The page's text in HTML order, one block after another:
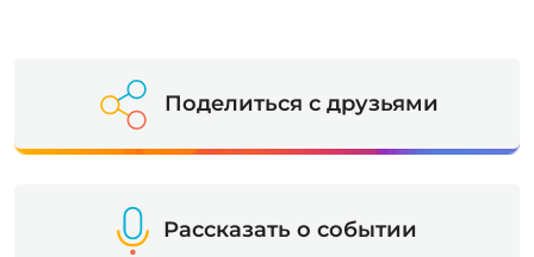
Поделиться с друзьями
Рассказать о событии